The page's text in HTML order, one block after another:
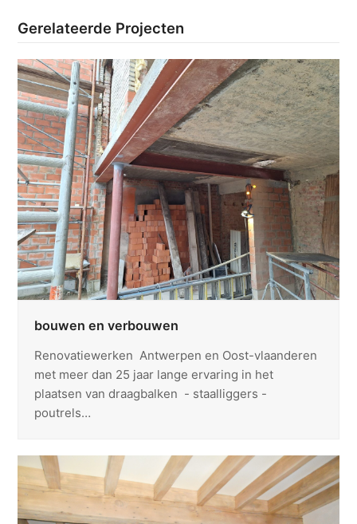
Gerelateerde Projecten
bouwen en verbouwen
Renovatiewerken Antwerpen en Oost-vlaanderen
met meer dan 25 jaar lange ervaring in het
plaatsen van draagbalken - staalliggers -
poutrels…